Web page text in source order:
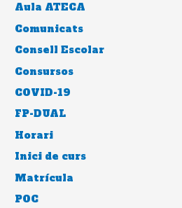
Aula ATECA
Comunicats
Consell Escolar
Consursos
COVID-19
FP-DUAL
Horari
Inici de curs
Matrícula
POC